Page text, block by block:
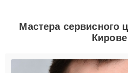
Мастера сервисного
Кирове